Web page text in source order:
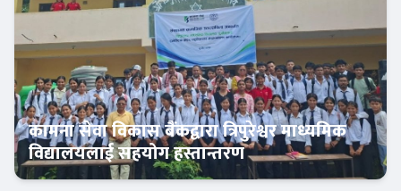
कामना सेवा विकास बैंकद्वारा त्रिपुरेश्वर माध्यमिक
विद्यालयलाई सहयोग हस्तान्तरण